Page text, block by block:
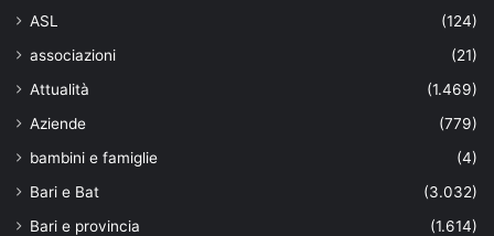
ASL
(124)
associazioni
(21)
Attualità
(1.469)
Aziende
(779)
bambini e famiglie
(4)
Bari e Bat
(3.032)
Bari e provincia
(1.614)